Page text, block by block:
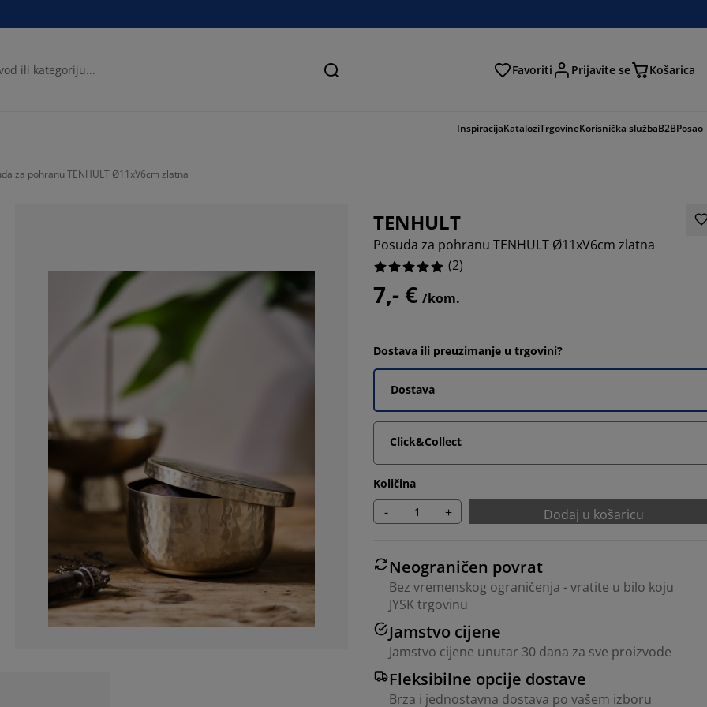
Pretraga Favoriti Prijavite se Košarica
InspiracijaKataloziTrgovineKorisnička službaB2BPosao
za pohranu TENHULT Ø11xV6cm zlatna
TENHULT
Posuda za pohranu TENHULT Ø11xV6cm zlatna
(2)
7,- € /kom.
Dostava ili preuzimanje u trgovini?
Dostava
Click&Collect
Količina
- + Dodaj u košaricu
Neograničen povrat
Bez vremenskog ograničenja - vratite u bilo koju
JYSK trgovinu
Jamstvo cijene
Jamstvo cijene unutar 30 dana za sve proizvode
Fleksibilne opcije dostave
Brza i jednostavna dostava po vašem izboru